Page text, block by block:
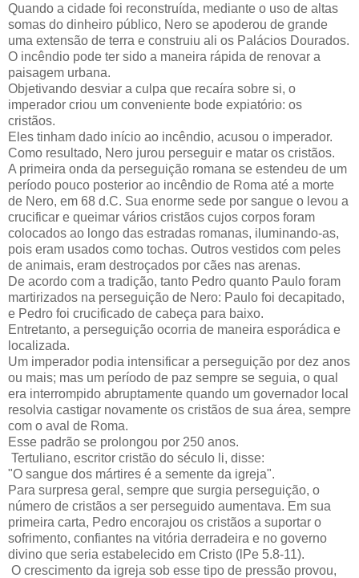
Quando a cidade foi reconstruída, mediante o uso de altas
somas do dinheiro público, Nero se apoderou de grande
uma extensão de terra e construiu ali os Palácios Dourados.
O incêndio pode ter sido a maneira rápida de renovar a
paisagem urbana.
Objetivando desviar a culpa que recaíra sobre si, o
imperador criou um conveniente bode expiatório: os
cristãos.
Eles tinham dado início ao incêndio, acusou o imperador.
Como resultado, Nero jurou perseguir e matar os cristãos.
A primeira onda da perseguição romana se estendeu de um
período pouco posterior ao incêndio de Roma até a morte
de Nero, em 68 d.C. Sua enorme sede por sangue o levou a
crucificar e queimar vários cristãos cujos corpos foram
colocados ao longo das estradas romanas, iluminando-as,
pois eram usados como tochas. Outros vestidos com peles
de animais, eram destroçados por cães nas arenas.
De acordo com a tradição, tanto Pedro quanto Paulo foram
martirizados na perseguição de Nero: Paulo foi decapitado,
e Pedro foi crucificado de cabeça para baixo.
Entretanto, a perseguição ocorria de maneira esporádica e
localizada.
Um imperador podia intensificar a perseguição por dez anos
ou mais; mas um período de paz sempre se seguia, o qual
era interrompido abruptamente quando um governador local
resolvia castigar novamente os cristãos de sua área, sempre
com o aval de Roma.
Esse padrão se prolongou por 250 anos.
Tertuliano, escritor cristão do século li, disse:
"O sangue dos mártires é a semente da igreja".
Para surpresa geral, sempre que surgia perseguição, o
número de cristãos a ser perseguido aumentava. Em sua
primeira carta, Pedro encorajou os cristãos a suportar o
sofrimento, confiantes na vitória derradeira e no governo
divino que seria estabelecido em Cristo (lPe 5.8-11).
O crescimento da igreja sob esse tipo de pressão provou,